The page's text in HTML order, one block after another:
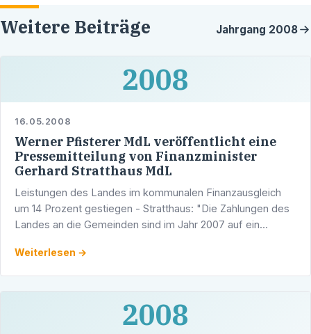
Weitere Beiträge Jahrgang 2008
2008
16.05.2008
Werner Pfisterer MdL veröffentlicht eine
Pressemitteilung von Finanzminister
Gerhard Stratthaus MdL
Leistungen des Landes im kommunalen Finanzausgleich
um 14 Prozent gestiegen - Stratthaus: "Die Zahlungen des
Landes an die Gemeinden sind im Jahr 2007 auf ein
Kommunen vom …
Weiterlesen →
2008